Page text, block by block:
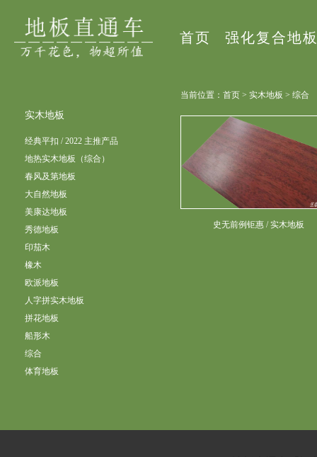
首页 强化复合地
实木地板
经典平扣 / 2022 主推产品
地热实木地板（综合）
春风及第地板
大自然地板
美康达地板
秀德地板
印茄木
橡木
欧派地板
人字拼实木地板
拼花地板
船形木
综合
体育地板
当前位置：首页 > 实木地板 > 综合
史无前例钜惠 / 实木地板